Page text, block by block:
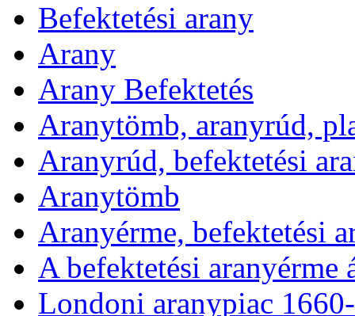
Befektetési arany
Arany
Arany Befektetés
Aranytömb, aranyrúd,
Aranyrúd, befektetési
Aranytömb
Aranyérme, befektetési
A befektetési
Londoni aranypiac